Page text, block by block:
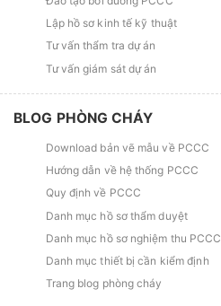
Lập hồ sơ kinh tế kỹ thuật
Tư vấn thẩm tra dự án
Tư vấn giám sát dự án
BLOG PHÒNG CHÁY
Download bản vẽ mẫu về PCCC
Hướng dẫn về hệ thống PCCC
Quy định về PCCC
Danh mục hồ sơ thẩm duyệt
Danh mục hồ sơ nghiệm thu PCCC
Danh mục thiết bị cần kiểm định
Trang blog phòng cháy